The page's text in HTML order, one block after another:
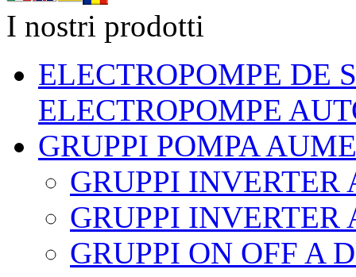
I nostri prodotti
ELECTROPOMPE DE
ELECTROPOMPE
GRUPPI POMPA
GRUPPI INVERTER
GRUPPI INVERTER
GRUPPI ON OFF A